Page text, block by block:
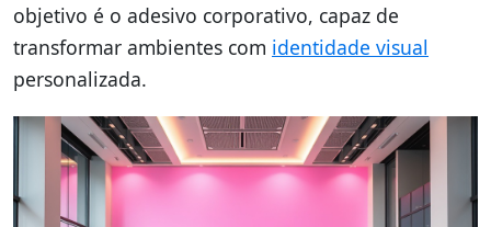
objetivo é o adesivo corporativo, capaz de
transformar ambientes com identidade visual
personalizada.